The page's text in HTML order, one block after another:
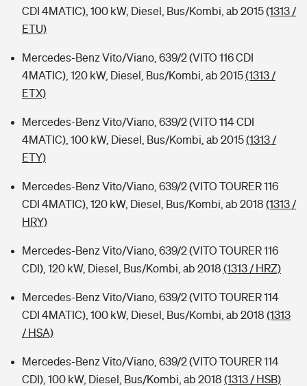
CDI 4MATIC), 100 kW, Diesel, Bus/Kombi, ab 2015(1313 /
ETU)
Mercedes-Benz Vito/Viano, 639/2 (VITO 116 CDI
4MATIC), 120 kW, Diesel, Bus/Kombi, ab 2015(1313 /
ETX)
Mercedes-Benz Vito/Viano, 639/2 (VITO 114 CDI
4MATIC), 100 kW, Diesel, Bus/Kombi, ab 2015(1313 /
ETY)
Mercedes-Benz Vito/Viano, 639/2 (VITO TOURER 116
CDI 4MATIC), 120 kW, Diesel, Bus/Kombi, ab 2018 (1313 /
HRY)
Mercedes-Benz Vito/Viano, 639/2 (VITO TOURER 116
CDI), 120 kW, Diesel, Bus/Kombi, ab 2018 (1313 / HRZ)
Mercedes-Benz Vito/Viano, 639/2 (VITO TOURER 114
CDI 4MATIC), 100 kW, Diesel, Bus/Kombi, ab 2018 (1313
/ HSA)
Mercedes-Benz Vito/Viano, 639/2 (VITO TOURER 114
CDI), 100 kW, Diesel, Bus/Kombi, ab 2018 (1313 / HSB)